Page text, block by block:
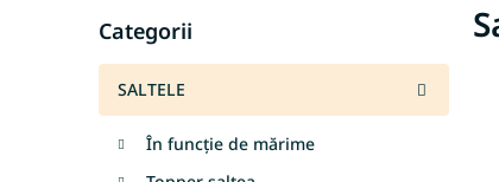
ă
l
a
peste
Categorii
SALTELE
În funcție de mărime